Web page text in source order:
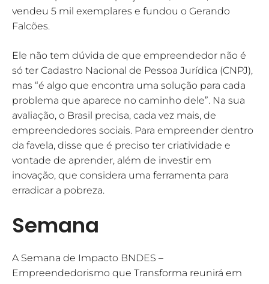
vendeu 5 mil exemplares e fundou o Gerando
Falcões.
Ele não tem dúvida de que empreendedor não é
só ter Cadastro Nacional de Pessoa Jurídica (CNPJ),
mas “é algo que encontra uma solução para cada
problema que aparece no caminho dele”. Na sua
avaliação, o Brasil precisa, cada vez mais, de
empreendedores sociais. Para empreender dentro
da favela, disse que é preciso ter criatividade e
vontade de aprender, além de investir em
inovação, que considera uma ferramenta para
erradicar a pobreza.
Semana
A Semana de Impacto BNDES –
Empreendedorismo que Transforma reunirá em